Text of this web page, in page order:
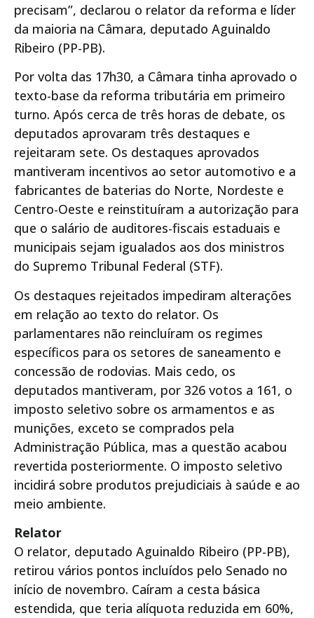
precisam”, declarou o relator da reforma e líder
da maioria na Câmara, deputado Aguinaldo
Ribeiro (PP-PB).
Por volta das 17h30, a Câmara tinha aprovado o
texto-base da reforma tributária em primeiro
turno. Após cerca de três horas de debate, os
deputados aprovaram três destaques e
rejeitaram sete. Os destaques aprovados
mantiveram incentivos ao setor automotivo e a
fabricantes de baterias do Norte, Nordeste e
Centro-Oeste e reinstituíram a autorização para
que o salário de auditores-fiscais estaduais e
municipais sejam igualados aos dos ministros
do Supremo Tribunal Federal (STF).
Os destaques rejeitados impediram alterações
em relação ao texto do relator. Os
parlamentares não reincluíram os regimes
específicos para os setores de saneamento e
concessão de rodovias. Mais cedo, os
deputados mantiveram, por 326 votos a 161, o
imposto seletivo sobre os armamentos e as
munições, exceto se comprados pela
Administração Pública, mas a questão acabou
revertida posteriormente. O imposto seletivo
incidirá sobre produtos prejudiciais à saúde e ao
meio ambiente.
Relator
O relator, deputado Aguinaldo Ribeiro (PP-PB),
retirou vários pontos incluídos pelo Senado no
início de novembro. Caíram a cesta básica
estendida, que teria alíquota reduzida em 60%,